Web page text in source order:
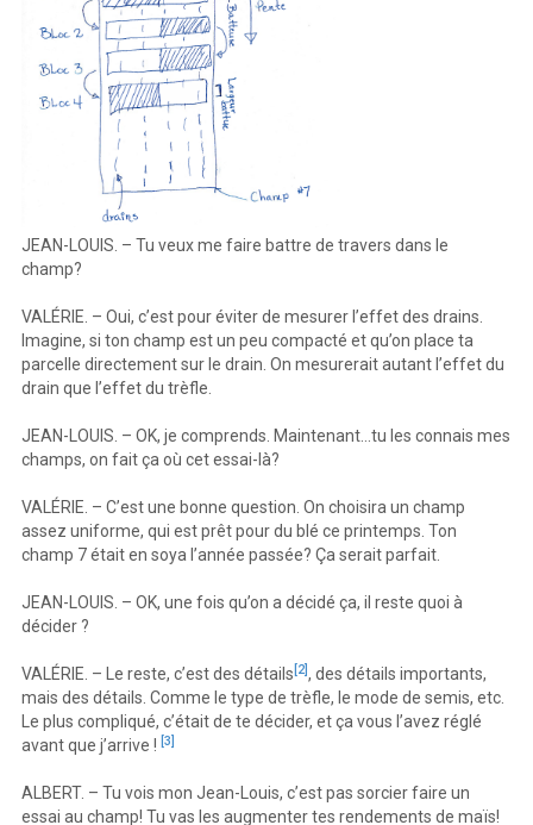
JEAN-LOUIS. – Tu veux me faire battre de travers dans le
champ?
VALÉRIE. – Oui, c’est pour éviter de mesurer l’effet des drains.
Imagine, si ton champ est un peu compacté et qu’on place ta
parcelle directement sur le drain. On mesurerait autant l’effet du
drain que l’effet du trèfle.
JEAN-LOUIS. – OK, je comprends. Maintenant…tu les connais mes
champs, on fait ça où cet essai-là?
VALÉRIE. – C’est une bonne question. On choisira un champ
assez uniforme, qui est prêt pour du blé ce printemps. Ton
champ 7 était en soya l’année passée? Ça serait parfait.
JEAN-LOUIS. – OK, une fois qu’on a décidé ça, il reste quoi à
décider ?
VALÉRIE. – Le reste, c’est des détails [2], des détails importants,
mais des détails. Comme le type de trèfle, le mode de semis, etc.
Le plus compliqué, c’était de te décider, et ça vous l’avez réglé
avant que j’arrive ! [3]
ALBERT. – Tu vois mon Jean-Louis, c’est pas sorcier faire un
essai au champ! Tu vas les augmenter tes rendements de maïs!